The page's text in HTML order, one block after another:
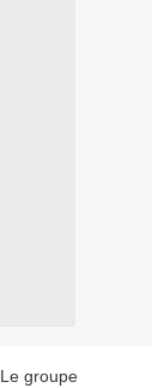
Le groupe